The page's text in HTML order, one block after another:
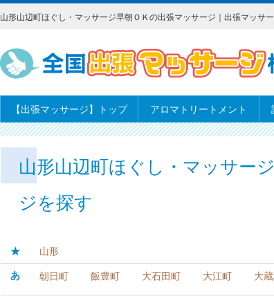
山形山辺町ほぐし・マッサージ早朝ＯＫの出張マッサージ｜出張マッサ
【出張マッサージ】トップ アロマトリートメント
山形山辺町ほぐし・マッサー
ジを探す
★
山形
あ
朝日町 飯豊町 大石田町 大江町 大